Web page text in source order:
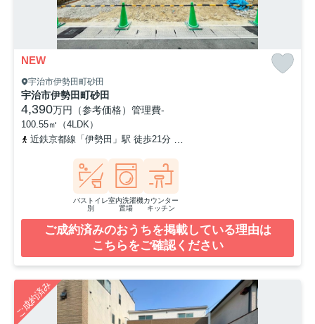
NEW
宇治市伊勢田町砂田
宇治市伊勢田町砂田
4,390万円（参考価格） 管理費-
100.55㎡（4LDK）
近鉄京都線「伊勢田」駅 徒歩21分
バストイレ
別
室内洗濯機
置場
カウンター
キッチン
ご成約済みのおうちを掲載している理由は
こちらをご確認ください
ご成約済み